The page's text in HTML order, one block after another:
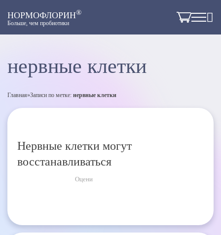
НОРМОФЛОРИН®
Больше, чем пробиотики
нервные клетки
Главная»Записи по метке: нервные клетки
Нервные клетки могут
восстанавливаться
Оцени